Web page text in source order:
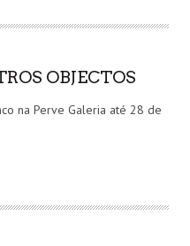
OBJECTOS
na Perve Galeria até 28 de